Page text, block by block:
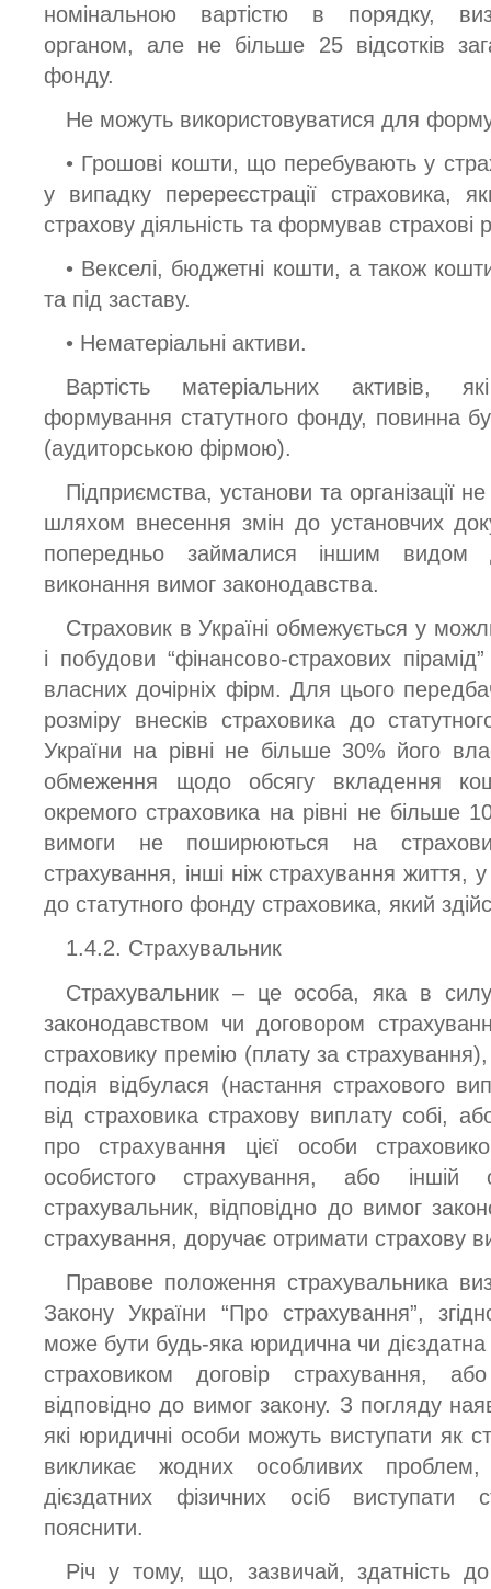
номінальною вартістю в порядку,
органом, але не більше 25 відсотків
фонду.
Не можуть використовуватися для
• Грошові кошти, що перебувають у
у випадку перереєстрації страховика,
страхову діяльність та формував страхові
• Векселі, бюджетні кошти, а також
та під заставу.
• Нематеріальні активи.
Вартість матеріальних активів,
формування статутного фонду, повинна
(аудиторською фірмою).
Підприємства, установи та організації
шляхом внесення змін до установчих
попередньо займалися іншим видом
виконання вимог законодавства.
Страховик в Україні обмежується у
і побудови “фінансово-страхових
власних дочірніх фірм. Для цього
розміру внесків страховика до
України на рівні не більше 30% його
обмеження щодо обсягу вкладення
окремого страховика на рівні не більше
вимоги не поширюються на
страхування, інші ніж страхування життя,
до статутного фонду страховика, який
1.4.2. Страхувальник
Страхувальник – це особа, яка в
законодавством чи договором
страховику премію (плату за
подія відбулася (настання страхового
від страховика страхову виплату собі,
про страхування цієї особи
особистого страхування, або іншій
страхувальник, відповідно до вимог
страхування, доручає отримати страхову
Правове положення страхувальника
Закону України “Про страхування”,
може бути будь-яка юридична чи
страховиком договір страхування,
відповідно до вимог закону. З погляду
які юридичні особи можуть виступати як
викликає жодних особливих
дієздатних фізичних осіб виступати
пояснити.
Річ у тому, що, зазвичай, здатність